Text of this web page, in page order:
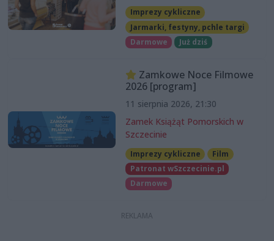
Imprezy cykliczne
Jarmarki, festyny, pchle targi
Darmowe
Już dziś
Zamkowe Noce Filmowe
2026 [program]
11 sierpnia 2026, 21:30
Zamek Książąt Pomorskich w
Szczecinie
Imprezy cykliczne
Film
Patronat wSzczecinie.pl
Darmowe